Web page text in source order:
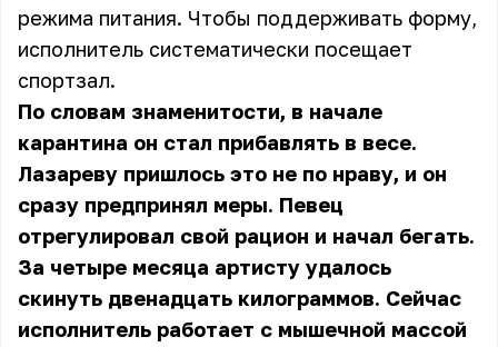
режима питания. Чтобы поддерживать форму,
исполнитель систематически посещает
спортзал.
По словам знаменитости, в начале
карантина он стал прибавлять в весе.
Лазареву пришлось это не по нраву, и он
сразу предпринял меры. Певец
отрегулировал свой рацион и начал бегать.
За четыре месяца артисту удалось
скинуть двенадцать килограммов. Сейчас
исполнитель работает с мышечной массой